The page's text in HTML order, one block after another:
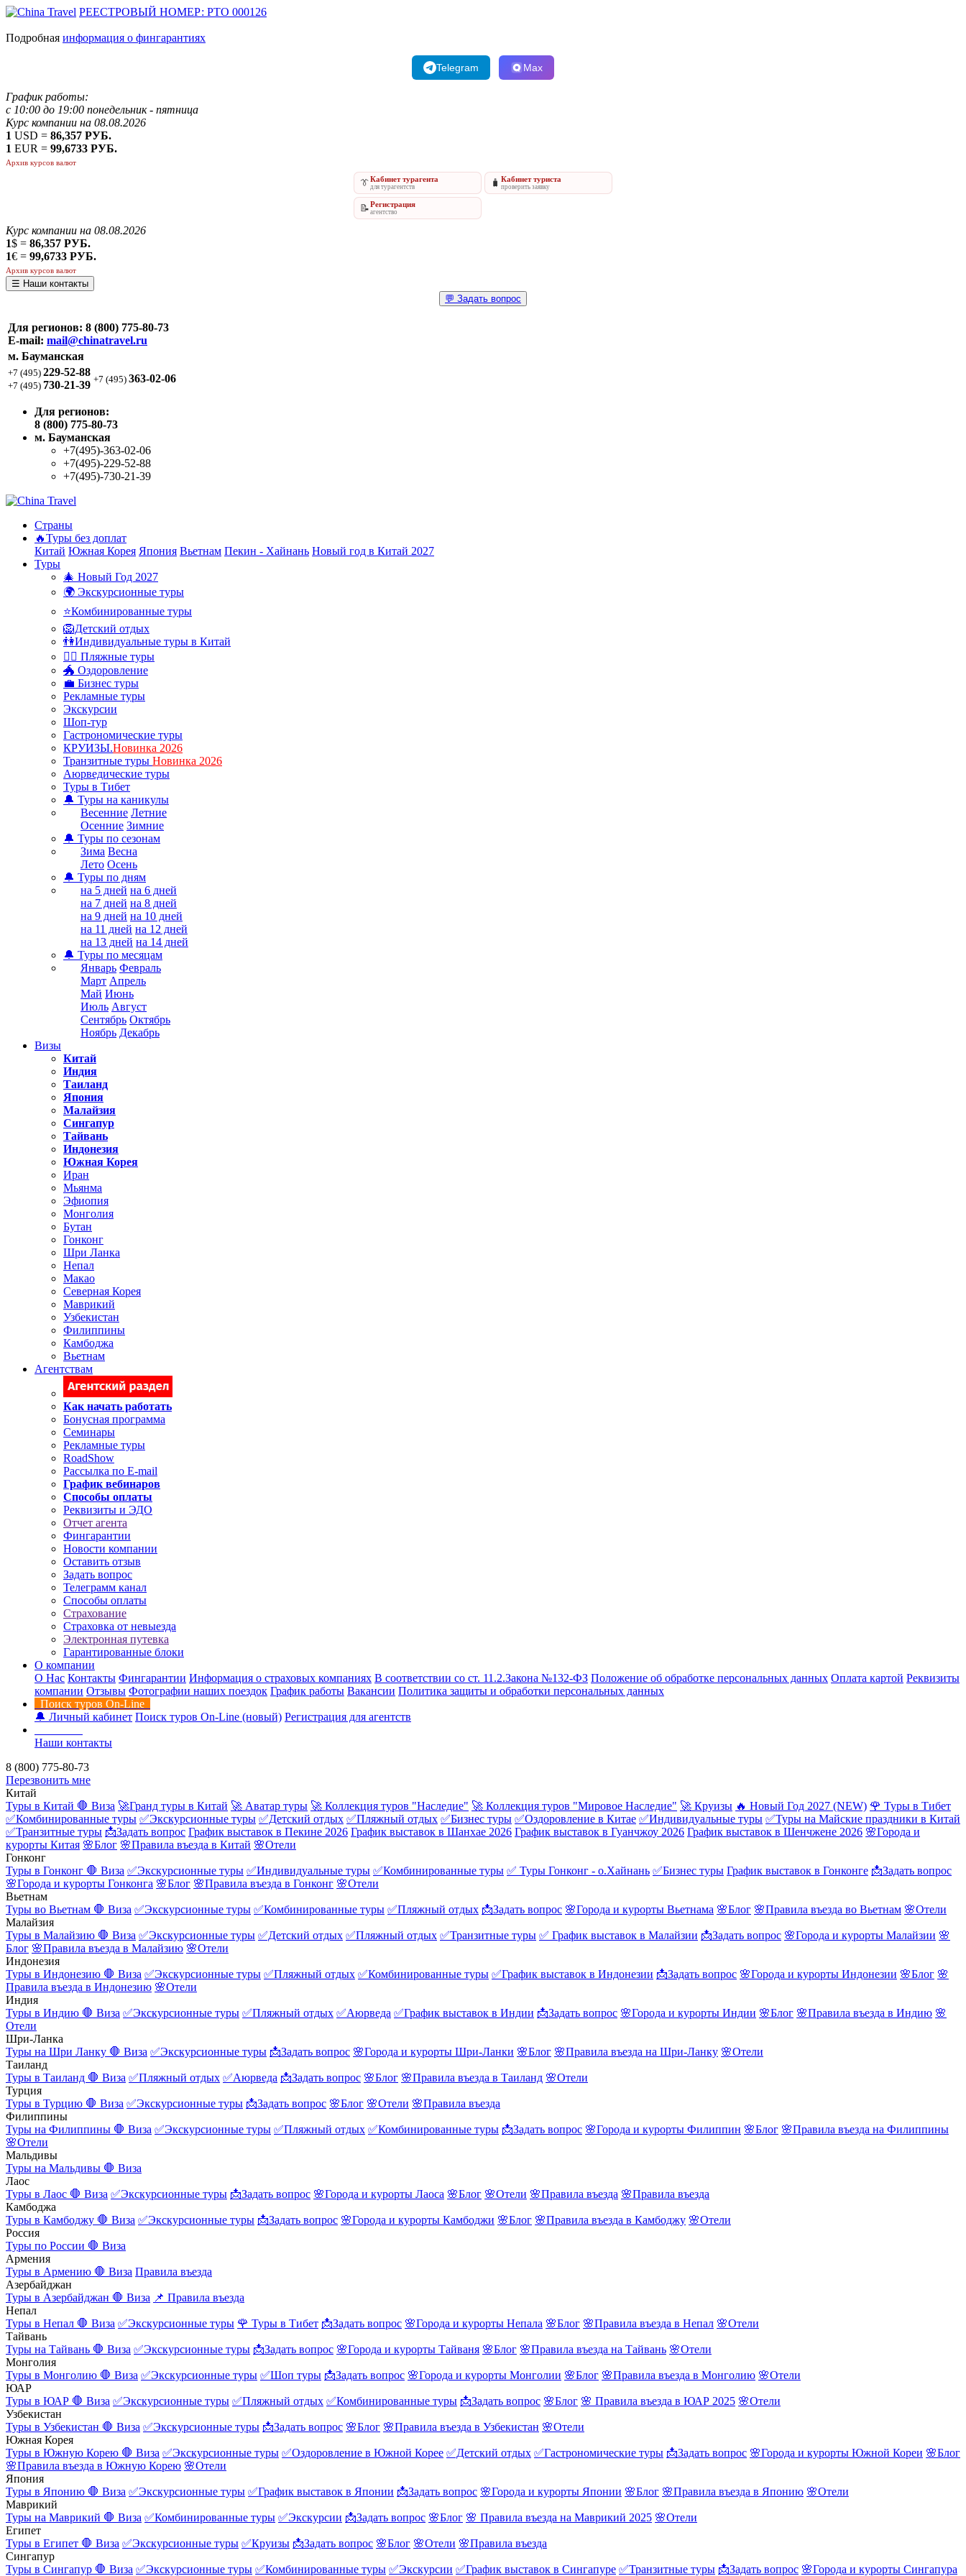
РЕЕСТРОВЫЙ НОМЕР: РТО 000126
Подробная информация о фингарантиях
Telegram Max
График работы:
с 10:00 до 19:00 понедельник - пятница
Курс компании на 08.08.2026
1 USD = 86,357 РУБ.
1 EUR = 99,6733 РУБ.
Архив курсов валют
👔Кабинет турагента
для турагентств 🧳 Кабинет туриста
проверить заявку
📝Регистрация
агентство
Курс компании на 08.08.2026
1$ = 86,357 РУБ.
1€ = 99,6733 РУБ.
Архив курсов валют
☰ Наши контакты
💬 Задать вопрос
Для регионов: 8 (800) 775-80-73
E-mail: mail@chinatravel.ru
м. Бауманская
+7 (495) 229-52-88
+7 (495) 730-21-39 +7 (495) 363-02-06
Для регионов:
8 (800) 775-80-73
м. Бауманская
+7(495)-363-02-06
+7(495)-229-52-88
+7(495)-730-21-39
Страны
🔥Туры без доплат
Китай Южная Корея Япония Вьетнам Пекин - Хайнань Новый год в Китай 2027
Туры
🎄 Новый Год 2027
🌍 Экскурсионные туры
⭐Комбинированные туры
🦁Детский отдых
👫Индивидуальные туры в Китай
🏊‍♂ Пляжные туры
🐲 Оздоровление
💼 Бизнес туры
Рекламные туры
Экскурсии
Шоп-тур
Гастрономические туры
КРУИЗЫ.Новинка 2026
Транзитные туры Новинка 2026
Аюрведические туры
Туры в Тибет
🔔 Туры на каникулы
Весенние Летние
Осенние Зимние
🔔 Туры по сезонам
Зима Весна
Лето Осень
🔔 Туры по дням
на 5 дней на 6 дней
на 7 дней на 8 дней
на 9 дней на 10 дней
на 11 дней на 12 дней
на 13 дней на 14 дней
🔔 Туры по месяцам
Январь Февраль
Март Апрель
Май Июнь
Июль Август
Сентябрь Октябрь
Ноябрь Декабрь
Визы
Китай
Индия
Таиланд
Япония
Малайзия
Сингапур
Тайвань
Индонезия
Южная Корея
Иран
Мьянма
Эфиопия
Монголия
Бутан
Гонконг
Шри Ланка
Непал
Макао
Северная Корея
Маврикий
Узбекистан
Филиппины
Камбоджа
Вьетнам
Агентствам
Как начать работать
Бонусная программа
Семинары
Рекламные туры
RoadShow
Рассылка по E-mail
График вебинаров
Способы оплаты
Реквизиты и ЭДО
Отчет агента
Фингарантии
Новости компании
Оставить отзыв
Задать вопрос
Телеграмм канал
Способы оплаты
Страхование
Страховка от невыезда
Электронная путевка
Гарантированные блоки
О компании
О Нас Контакты Фингарантии Информация о страховых компаниях В соответствии со ст. 11.2.Закона №132-ФЗ Положение об обработке персональных данных Оплата картой Реквизиты
компании Отзывы Фотографии наших поездок График работы Вакансии Политика защиты и обработки персональных данных
Поиск туров On-Line
🔔 Личный кабинет Поиск туров On-Line (новый) Регистрация для агентств
Наши контакты
8 (800) 775-80-73
Перезвонить мне
Китай
Туры в Китай 🛑 Виза 🚀Гранд туры в Китай 🚀 Аватар туры 🚀 Коллекция туров "Наследие" 🚀 Коллекция туров "Мировое Наследие" 🚀 Круизы 🔥 Новый Год 2027 (NEW) 🌹 Туры в Тибет
✅Комбинированные туры ✅Экскурсионные туры ✅Детский отдых ✅Пляжный отдых ✅Бизнес туры ✅Оздоровление в Китае ✅Индивидуальные туры ✅Туры на Майские праздники в Китай
✅Транзитные туры 📩Задать вопрос График выставок в Пекине 2026 График выставок в Шанхае 2026 График выставок в Гуанчжоу 2026 График выставок в Шенчжене 2026 🌸Города и
курорты Китая 🌸Блог 🌸Правила въезда в Китай 🌸Отели
Гонконг
Туры в Гонконг 🛑 Виза ✅Экскурсионные туры ✅Индивидуальные туры ✅Комбинированные туры ✅ Туры Гонконг - о.Хайнань ✅Бизнес туры График выставок в Гонконге 📩Задать вопрос
🌸Города и курорты Гонконга 🌸Блог 🌸Правила въезда в Гонконг 🌸Отели
Вьетнам
Туры во Вьетнам 🛑 Виза ✅Экскурсионные туры ✅Комбинированные туры ✅Пляжный отдых 📩Задать вопрос 🌸Города и курорты Вьетнама 🌸Блог 🌸Правила въезда во Вьетнам 🌸Отели
Малайзия
Туры в Малайзию 🛑 Виза ✅Экскурсионные туры ✅Детский отдых ✅Пляжный отдых ✅Транзитные туры ✅ График выставок в Малайзии 📩Задать вопрос 🌸Города и курорты Малайзии 🌸
Блог 🌸Правила въезда в Малайзию 🌸Отели
Индонезия
Туры в Индонезию 🛑 Виза ✅Экскурсионные туры ✅Пляжный отдых ✅Комбинированные туры ✅График выставок в Индонезии 📩Задать вопрос 🌸Города и курорты Индонезии 🌸Блог 🌸
Правила въезда в Индонезию 🌸Отели
Индия
Туры в Индию 🛑 Виза ✅Экскурсионные туры ✅Пляжный отдых ✅Аюрведа ✅График выставок в Индии 📩Задать вопрос 🌸Города и курорты Индии 🌸Блог 🌸Правила въезда в Индию 🌸
Отели
Шри-Ланка
Туры на Шри Ланку 🛑 Виза ✅Экскурсионные туры 📩Задать вопрос 🌸Города и курорты Шри-Ланки 🌸Блог 🌸Правила въезда на Шри-Ланку 🌸Отели
Таиланд
Туры в Таиланд 🛑 Виза ✅Пляжный отдых ✅Аюрведа 📩Задать вопрос 🌸Блог 🌸Правила въезда в Таиланд 🌸Отели
Турция
Туры в Турцию 🛑 Виза ✅Экскурсионные туры 📩Задать вопрос 🌸Блог 🌸Отели 🌸Правила въезда
Филиппины
Туры на Филиппины 🛑 Виза ✅Экскурсионные туры ✅Пляжный отдых ✅Комбинированные туры 📩Задать вопрос 🌸Города и курорты Филиппин 🌸Блог 🌸Правила въезда на Филиппины
🌸Отели
Мальдивы
Туры на Мальдивы 🛑 Виза
Лаос
Туры в Лаос 🛑 Виза ✅Экскурсионные туры 📩Задать вопрос 🌸Города и курорты Лаоса 🌸Блог 🌸Отели 🌸Правила въезда 🌸Правила въезда
Камбоджа
Туры в Камбоджу 🛑 Виза ✅Экскурсионные туры 📩Задать вопрос 🌸Города и курорты Камбоджи 🌸Блог 🌸Правила въезда в Камбоджу 🌸Отели
Россия
Туры по России 🛑 Виза
Армения
Туры в Армению 🛑 Виза Правила въезда
Азербайджан
Туры в Азербайджан 🛑 Виза 📌 Правила въезда
Непал
Туры в Непал 🛑 Виза ✅Экскурсионные туры 🌹 Туры в Тибет 📩Задать вопрос 🌸Города и курорты Непала 🌸Блог 🌸Правила въезда в Непал 🌸Отели
Тайвань
Туры на Тайвань 🛑 Виза ✅Экскурсионные туры 📩Задать вопрос 🌸Города и курорты Тайваня 🌸Блог 🌸Правила въезда на Тайвань 🌸Отели
Монголия
Туры в Монголию 🛑 Виза ✅Экскурсионные туры ✅Шоп туры 📩Задать вопрос 🌸Города и курорты Монголии 🌸Блог 🌸Правила въезда в Монголию 🌸Отели
ЮАР
Туры в ЮАР 🛑 Виза ✅Экскурсионные туры ✅Пляжный отдых ✅Комбинированные туры 📩Задать вопрос 🌸Блог 🌸 Правила въезда в ЮАР 2025 🌸Отели
Узбекистан
Туры в Узбекистан 🛑 Виза ✅Экскурсионные туры 📩Задать вопрос 🌸Блог 🌸Правила въезда в Узбекистан 🌸Отели
Южная Корея
Туры в Южную Корею 🛑 Виза ✅Экскурсионные туры ✅Оздоровление в Южной Корее ✅Детский отдых ✅Гастрономические туры 📩Задать вопрос 🌸Города и курорты Южной Кореи 🌸Блог
🌸Правила въезда в Южную Корею 🌸Отели
Япония
Туры в Японию 🛑 Виза ✅Экскурсионные туры ✅График выставок в Японии 📩Задать вопрос 🌸Города и курорты Японии 🌸Блог 🌸Правила въезда в Японию 🌸Отели
Маврикий
Туры на Маврикий 🛑 Виза ✅Комбинированные туры ✅Экскурсии 📩Задать вопрос 🌸Блог 🌸 Правила въезда на Маврикий 2025 🌸Отели
Египет
Туры в Египет 🛑 Виза ✅Экскурсионные туры ✅Круизы 📩Задать вопрос 🌸Блог 🌸Отели 🌸Правила въезда
Сингапур
Туры в Сингапур 🛑 Виза ✅Экскурсионные туры ✅Комбинированные туры ✅Экскурсии ✅График выставок в Сингапуре ✅Транзитные туры 📩Задать вопрос 🌸Города и курорты Сингапура